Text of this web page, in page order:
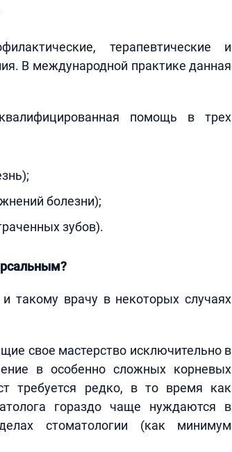
терапевтические и
В международной практике данная
помощь в трех
болезни);
зубов).
такому врачу в некоторых случаях
свое мастерство исключительно в
в особенно сложных корневых
требуется редко, в то время как
гораздо чаще нуждаются в
стоматологии (как минимум